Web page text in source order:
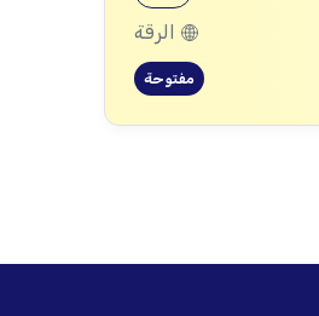
الرقة
مفتوحة